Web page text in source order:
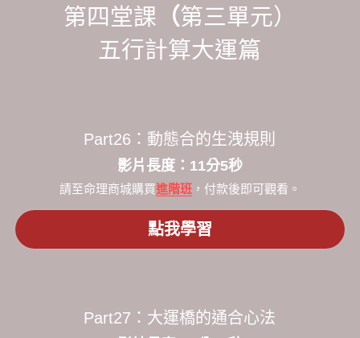
第四堂課 （第三單元）
五行計算大運篇
Part26：動態合的生洩規則
​影片長度：11分5秒​
請至命理商城購買進階班，付款後即可觀看。
點我學習
Part27：大運橋的通合心法